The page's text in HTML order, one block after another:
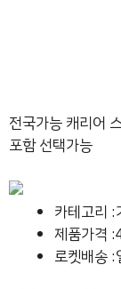
전국가능 캐리어
포함 선택가능
카테고리 :
제품가격
로켓배송 :